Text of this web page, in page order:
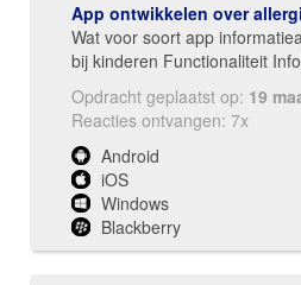
App ontwikkelen over
Wat voor soort app
bij kinderen Functionaliteit
Opdracht geplaatst op: 19
Reacties ontvangen: 7x
Android
iOS
Windows
Blackberry